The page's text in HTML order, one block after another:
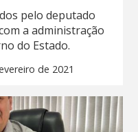
pelo deputado
a administração
do Estado.
de 2021